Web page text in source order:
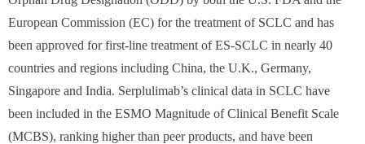
European Commission (EC) for the treatment of SCLC and has
been approved for first-line treatment of ES-SCLC in nearly 40
countries and regions including China, the U.K., Germany,
Singapore and India. Serplulimab’s clinical data in SCLC have
been included in the ESMO Magnitude of Clinical Benefit Scale
(MCBS), ranking higher than peer products, and have been